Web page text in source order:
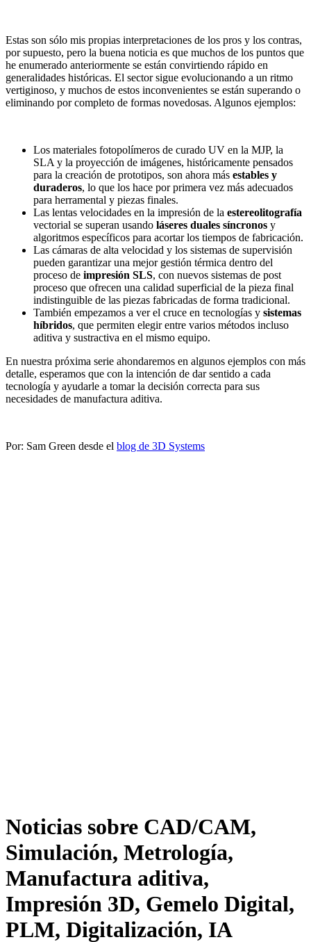
Estas son sólo mis propias interpretaciones de los pros y los contras,
por supuesto, pero la buena noticia es que muchos de los puntos que
he enumerado anteriormente se están convirtiendo rápido en
generalidades históricas. El sector sigue evolucionando a un ritmo
vertiginoso, y muchos de estos inconvenientes se están superando o
eliminando por completo de formas novedosas. Algunos ejemplos:
Los materiales fotopolímeros de curado UV en la MJP, la
SLA y la proyección de imágenes, históricamente pensados
para la creación de prototipos, son ahora más estables y
duraderos, lo que los hace por primera vez más adecuados
para herramental y piezas finales.
Las lentas velocidades en la impresión de la estereolitografía
vectorial se superan usando láseres duales síncronos y
algoritmos específicos para acortar los tiempos de fabricación.
Las cámaras de alta velocidad y los sistemas de supervisión
pueden garantizar una mejor gestión térmica dentro del
proceso de impresión SLS, con nuevos sistemas de post
proceso que ofrecen una calidad superficial de la pieza final
indistinguible de las piezas fabricadas de forma tradicional.
También empezamos a ver el cruce en tecnologías y sistemas
híbridos, que permiten elegir entre varios métodos incluso
aditiva y sustractiva en el mismo equipo.
En nuestra próxima serie ahondaremos en algunos ejemplos con más
detalle, esperamos que con la intención de dar sentido a cada
tecnología y ayudarle a tomar la decisión correcta para sus
necesidades de manufactura aditiva.
Por: Sam Green desde el blog de 3D Systems
Noticias sobre CAD/CAM,
Simulación, Metrología,
Manufactura aditiva,
Impresión 3D, Gemelo Digital,
PLM, Digitalización, IA